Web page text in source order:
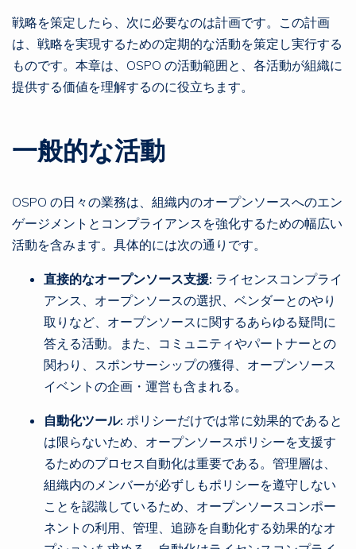
戦略を策定したら、次に必要なのは計画です。この計画
は、戦略を実現するための定期的な活動を策定し実行する
ものです。本章は、OSPO の活動範囲と、各活動が組織に
提供する価値を理解するのに役立ちます。
一般的な活動
OSPO の日々の業務は、組織内のオープンソースへのエン
ゲージメントとコンプライアンスを強化するための幅広い
活動を含みます。具体的には次の通りです。
直接的なオープンソース支援: ライセンスコンプライ
アンス、オープンソースの選択、ベンダーとのやり
取りなど、オープンソースに関するあらゆる疑問に
答える活動。また、コミュニティやパートナーとの
関わり、スポンサーシップの獲得、オープンソース
イベントの企画・運営も含まれる。
自動化ツール: ポリシーだけでは常に効果的であると
は限らないため、オープンソースポリシーを支援す
るためのプロセス自動化は重要である。管理層は、
組織内のメンバーが必ずしもポリシーを遵守しない
ことを認識しているため、オープンソースコンポー
ネントの利用、管理、追跡を自動化する効果的なオ